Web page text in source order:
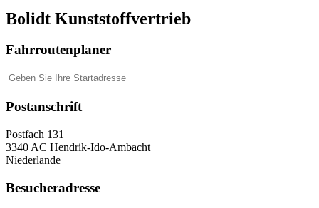
Bolidt Kunststoffvertrieb
Fahrroutenplaner
Postanschrift
Postfach 131
3340 AC Hendrik-Ido-Ambacht
Niederlande
Besucheradresse